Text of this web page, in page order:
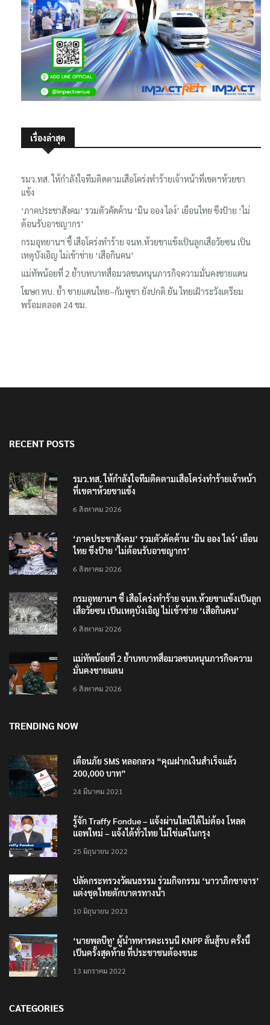
เรื่องล่าสุด
รมว.ทส. ให้กำลังใจทีมติดตามเสือโคร่งทำร้ายเจ้าหน้าที่เขตฯห้วยขา
แข้ง
‘ภาคประชาสังคม’ รวมตัวคัดค้าน ‘มิน ออง ไลง์’ เยือนไทย ขึงป้าย ‘ไม่
ต้อนรับอาชญากร’
กรมอุทยานฯ ชี้ เสือโคร่งทำร้าย จนท.ห้วยขาแข้งเป็นลูกเสือวัยซน เป็น
เหตุบังเอิญ ไม่เข้าข่าย ‘เสือกินคน’
แม่ทัพน้อยที่ 2 ย้ำบทบาทสื่อมวลชนหนุนภารกิจความมั่นคงชายแดน
โฆษก ทบ. ย้ำ ชายแดนไทย–กัมพูชา ยังปกติ ยัน ไทยเฝ้าระวังเตรียม
พร้อมตลอด 24 ชม.
RECENT POSTS
รมว.ทส. ให้กำลังใจทีมติดตามเสือโคร่งทำร้ายเจ้าหน้า
ที่เขตฯห้วยขาแข้ง
6 สิงหาคม 2026
‘ภาคประชาสังคม’ รวมตัวคัดค้าน ‘มิน ออง ไลง์’ เยือน
ไทย ขึงป้าย ‘ไม่ต้อนรับอาชญากร’
6 สิงหาคม 2026
กรมอุทยานฯ ชี้ เสือโคร่งทำร้าย จนท.ห้วยขาแข้งเป็นลูก
เสือวัยซน เป็นเหตุบังเอิญ ไม่เข้าข่าย ‘เสือกินคน’
6 สิงหาคม 2026
แม่ทัพน้อยที่ 2 ย้ำบทบาทสื่อมวลชนหนุนภารกิจความ
มั่นคงชายแดน
6 สิงหาคม 2026
TRENDING NOW
เตือนภัย SMS หลอกลวง “คุณฝากเงินสำเร็จแล้ว
200,000 บาท”
24 มีนาคม 2021
รู้จัก Traffy Fondue – แจ้งผ่านไลน์ได้ไม่ต้อง โหลด
แอพใหม่ – แจ้งได้ทั่วไทย ไม่ใช่แค่ในกรุง
25 มิถุนายน 2022
ปลัดกระทรวงวัฒนธรรม ร่วมกิจกรรม ‘นาวาภิกขาจาร’
แต่งชุดไทยตักบาตรทางน้ำ
10 มิถุนายน 2023
‘นายพลบีทู’ ผู้นำทหารคะเรนนี KNPP ลั่นสู้รบ ครั้งนี้
เป็นครั้งสุดท้าย ที่ประชาชนต้องชนะ
13 มกราคม 2022
CATEGORIES